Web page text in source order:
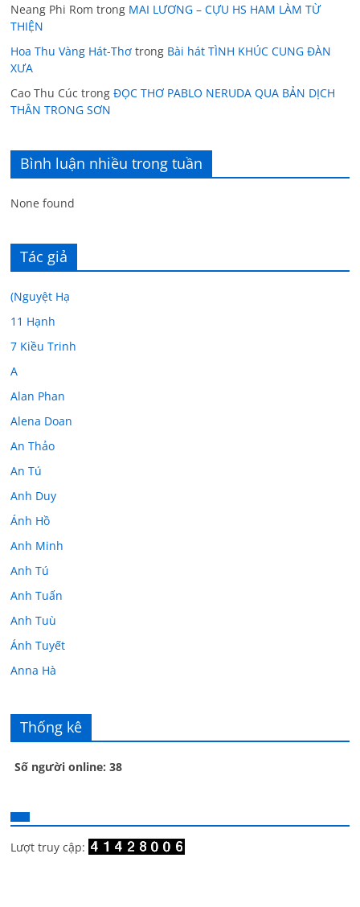
Neang Phi Rom trong MAI LƯƠNG – CỰU HS HAM LÀM TỪ
THIỆN
Hoa Thu Vàng Hát-Thơ trong Bài hát TÌNH KHÚC CUNG ĐÀN
XƯA
Cao Thu Cúc trongĐỌC THƠ PABLO NERUDA QUA BẢN DỊCH
THÂN TRONG SƠN
Bình luận nhiều trong tuần
None found
Tác giả
(Nguyệt Hạ
11 Hạnh
7 Kiều Trinh
A
Alan Phan
Alena Doan
An Thảo
An Tú
Anh Duy
Ánh Hồ
Anh Minh
Anh Tú
Anh Tuấn
Anh Tuù
Ánh Tuyết
Anna Hà
Âu Tú Vân
Bác sĩ Hoa
Bác sĩ Stephen Mak
Bác Đạt
Bạch Cúc
Thống kê
Số người online: 38
Lượt truy cập: